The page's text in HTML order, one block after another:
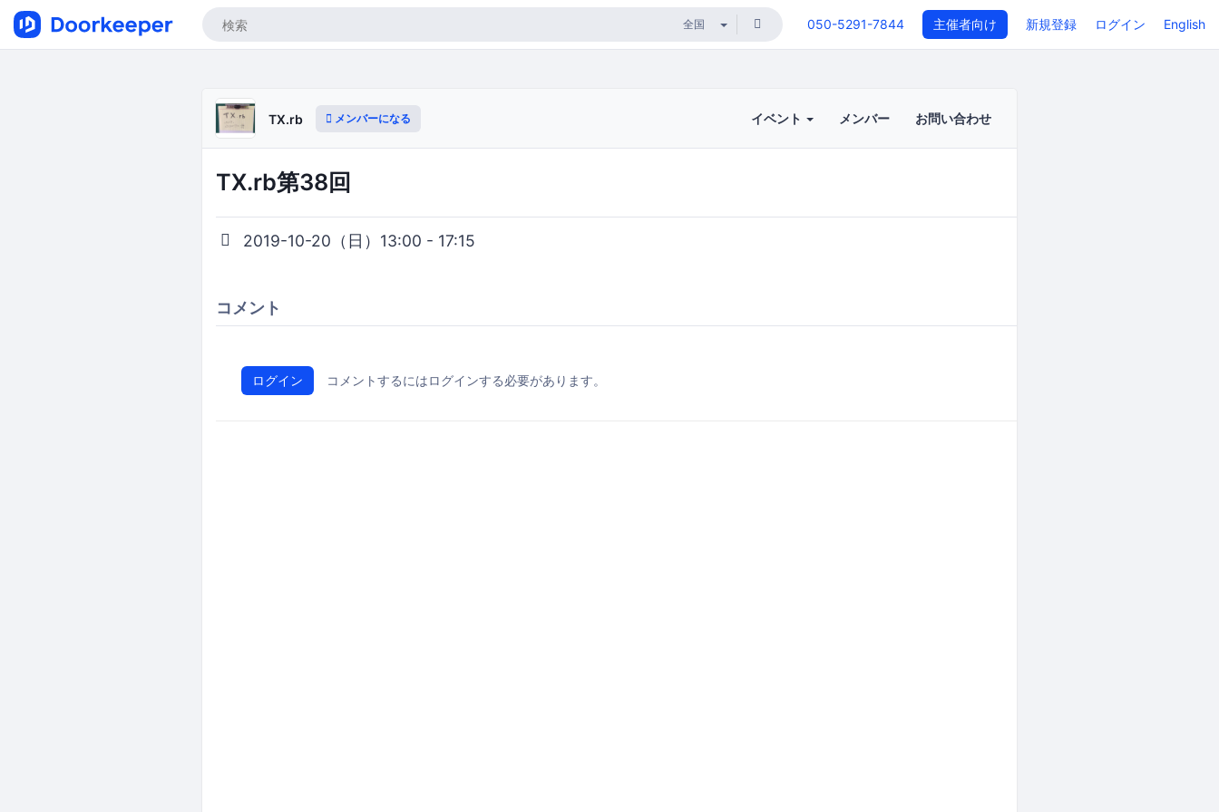
050-5291-7844 主催者向け 新規登録 ログイン English
TX.rb メンバーになる イベント メンバー お問い合わせ
TX.rb第38回
2019-10-20（日）13:00 - 17:15
コメント
ログイン コメントするにはログインする必要があります。